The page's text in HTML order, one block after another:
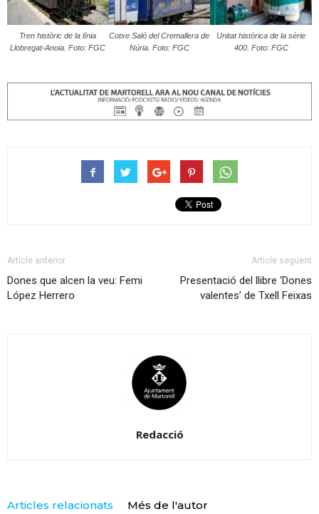
Tren històric de la línia
Llobregat-Anoia. Foto: FGC
Cotxe Saló del Cremallera de
Núria. Foto: FGC
Unitat històrica de la sèrie
400. Foto: FGC
Article anterior
Dones que alcen la veu: Femi
López Herrero
Article següent
Presentació del llibre ‘Dones
valentes’ de Txell Feixas
Redacció
Articles relacionats Més de l'autor